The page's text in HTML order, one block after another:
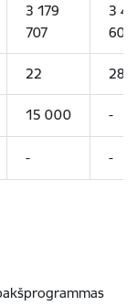
3 179
707
3
608
22 28
15 000 -
- -